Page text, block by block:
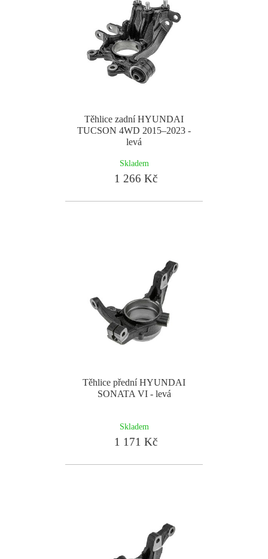
Těhlice zadní HYUNDAI
TUCSON 4WD 2015–2023 -
levá
Skladem
1 266 Kč
Těhlice přední HYUNDAI
SONATA VI - levá
Skladem
1 171 Kč